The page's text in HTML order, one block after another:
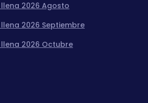
2026 Agosto
2026 Septiembre
2026 Octubre